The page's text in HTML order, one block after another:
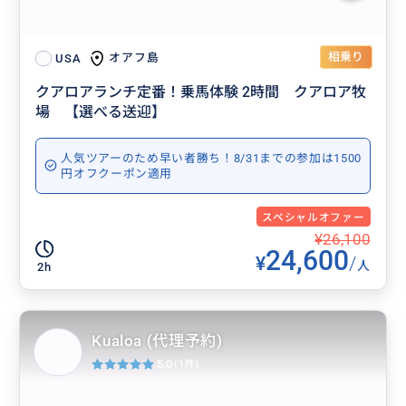
USA オアフ島 相乗り
クアロアランチ定番！乗馬体験 2時間 クアロア牧
場 【選べる送迎】
人気ツアーのため早い者勝ち！8/31までの参加は1500
円オフクーポン適用
スペシャルオファー
2h
¥26,100
¥24,600/人
Kualoa (代理予約)
5.0 (1件)